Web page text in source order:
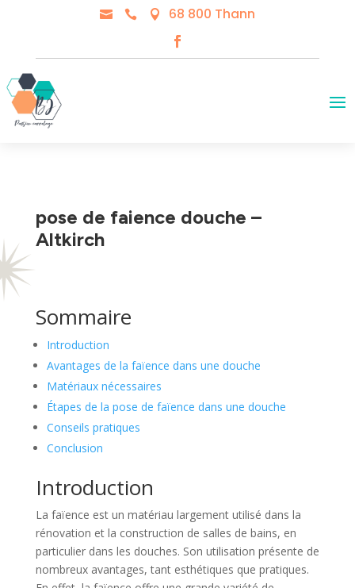
   68 800 Thann
pose de faience douche –
Altkirch
Sommaire
Introduction
Avantages de la faïence dans une douche
Matériaux nécessaires
Étapes de la pose de faïence dans une douche
Conseils pratiques
Conclusion
Introduction
La faïence est un matériau largement utilisé dans la
rénovation et la construction de salles de bains, en
particulier dans les douches. Son utilisation présente de
nombreux avantages, tant esthétiques que pratiques.